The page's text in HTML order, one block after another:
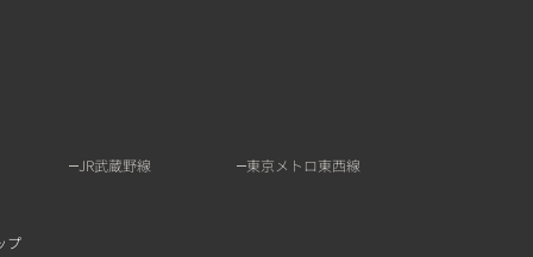
JR武蔵野線 東京メトロ東西線
プ